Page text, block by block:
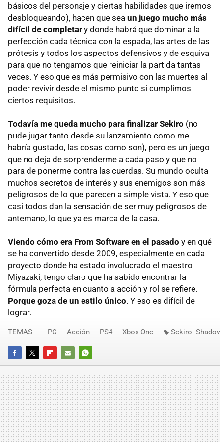
básicos del personaje y ciertas habilidades que iremos
desbloqueando), hacen que sea un juego mucho más
difícil de completar y donde habrá que dominar a la
perfección cada técnica con la espada, las artes de las
prótesis y todos los aspectos defensivos y de esquiva
para que no tengamos que reiniciar la partida tantas
veces. Y eso que es más permisivo con las muertes al
poder revivir desde el mismo punto si cumplimos
ciertos requisitos.
Todavía me queda mucho para finalizar Sekiro (no
pude jugar tanto desde su lanzamiento como me
habría gustado, las cosas como son), pero es un juego
que no deja de sorprenderme a cada paso y que no
para de ponerme contra las cuerdas. Su mundo oculta
muchos secretos de interés y sus enemigos son más
peligrosos de lo que parecen a simple vista. Y eso que
casi todos dan la sensación de ser muy peligrosos de
antemano, lo que ya es marca de la casa.
Viendo cómo era From Software en el pasado y en qué
se ha convertido desde 2009, especialmente en cada
proyecto donde ha estado involucrado el maestro
Miyazaki, tengo claro que ha sabido encontrar la
fórmula perfecta en cuanto a acción y rol se refiere.
Porque goza de un estilo único. Y eso es difícil de
lograr.
FACEBOOKTWITTERFLIPBOARD
E-
MAIL
WHATSAPP
TEMAS PC Acción PS4 Xbox One Sekiro: